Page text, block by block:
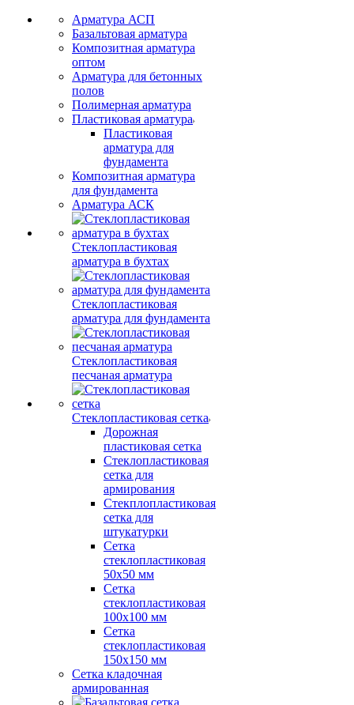
Арматура АСП
Базальтовая арматура
Композитная арматура
оптом
Арматура для бетонных
полов
Полимерная арматура
Пластиковая арматура
Пластиковая
арматура для
фундамента
Композитная арматура
для фундамента
Арматура АСК
Стеклопластиковая
арматура в бухтах
Стеклопластиковая
арматура для фундамента
Стеклопластиковая
песчаная арматура
Стеклопластиковая сетка
Дорожная
пластиковая сетка
Стеклопластиковая
сетка для
армирования
Стекплопластиковая
сетка для
штукатурки
Сетка
стеклопластиковая
50x50 мм
Сетка
стеклопластиковая
100x100 мм
Сетка
стеклопластиковая
150x150 мм
Сетка кладочная
армированная